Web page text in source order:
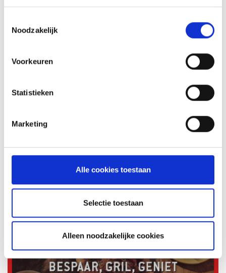
Noodzakelijk
Voorkeuren
Statistieken
Marketing
Alle cookies toestaan
Selectie toestaan
Alleen noodzakelijke cookies
NIEUWS